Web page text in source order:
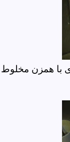
با همزن مخلوط